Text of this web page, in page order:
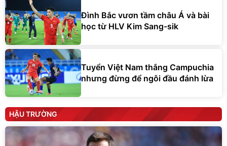
Đình Bắc vươn tầm châu Á và bài
học từ HLV Kim Sang-sik
Tuyển Việt Nam thắng Campuchia
nhưng đừng để ngôi đầu đánh lừa
HẬU TRƯỜNG